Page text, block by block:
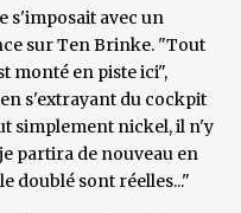
s'imposait avec un
sur Ten Brinke. "Tout
monté en piste ici",
s'extrayant du cockpit
simplement nickel, il n'y
partira de nouveau en
doublé sont réelles..."